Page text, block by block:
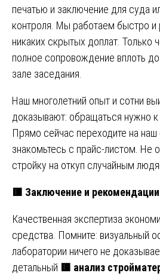
печатью и заключение для суда
контроля. Мы работаем быстро
никаких скрытых доплат. Только
полное сопровождение вплоть
зале заседания.
Наш многолетний опыт и сотни
доказывают: обращаться нужно
Прямо сейчас переходите на наш
знакомьтесь с прайс-листом. Не
стройку на откуп случайным
🟥 Заключение и
Качественная экспертиза
средства. Помните: визуальный
лаборатории ничего не
детальный 🟥 анализ